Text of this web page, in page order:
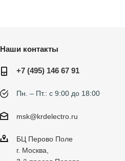
Наши контакты
+7 (495) 146 67 91
Пн. – Пт.: с 9:00 до 18:00
msk@krdelectro.ru
БЦ Перово Поле
г. Москва,